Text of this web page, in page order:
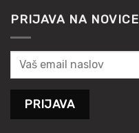
PRIJAVA NA NOVICE